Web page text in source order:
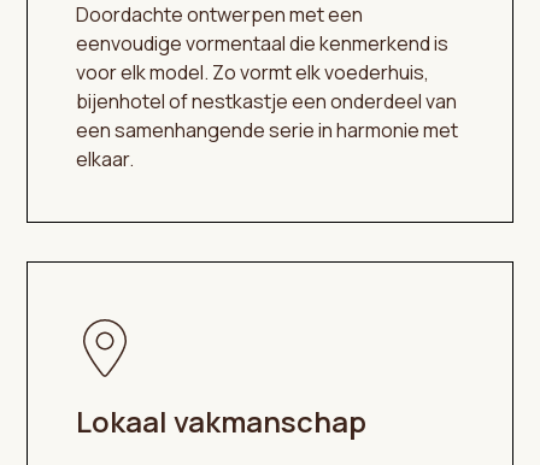
Doordachte ontwerpen met een
eenvoudige vormentaal die kenmerkend is
voor elk model. Zo vormt elk voederhuis,
bijenhotel of nestkastje een onderdeel van
een samenhangende serie in harmonie met
elkaar.
Lokaal vakmanschap